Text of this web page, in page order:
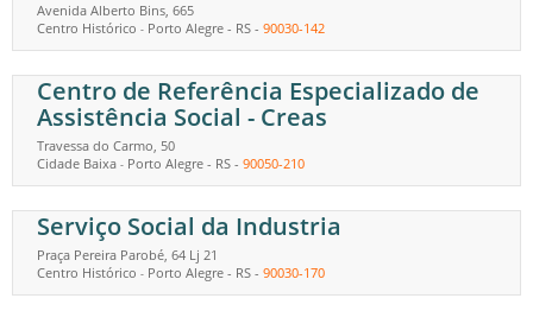
Avenida Alberto Bins, 665
Centro Histórico - Porto Alegre - RS - 90030-142
Centro de Referência Especializado de
Assistência Social - Creas
Travessa do Carmo, 50
Cidade Baixa - Porto Alegre - RS - 90050-210
Serviço Social da Industria
Praça Pereira Parobé, 64 Lj 21
Centro Histórico - Porto Alegre - RS - 90030-170